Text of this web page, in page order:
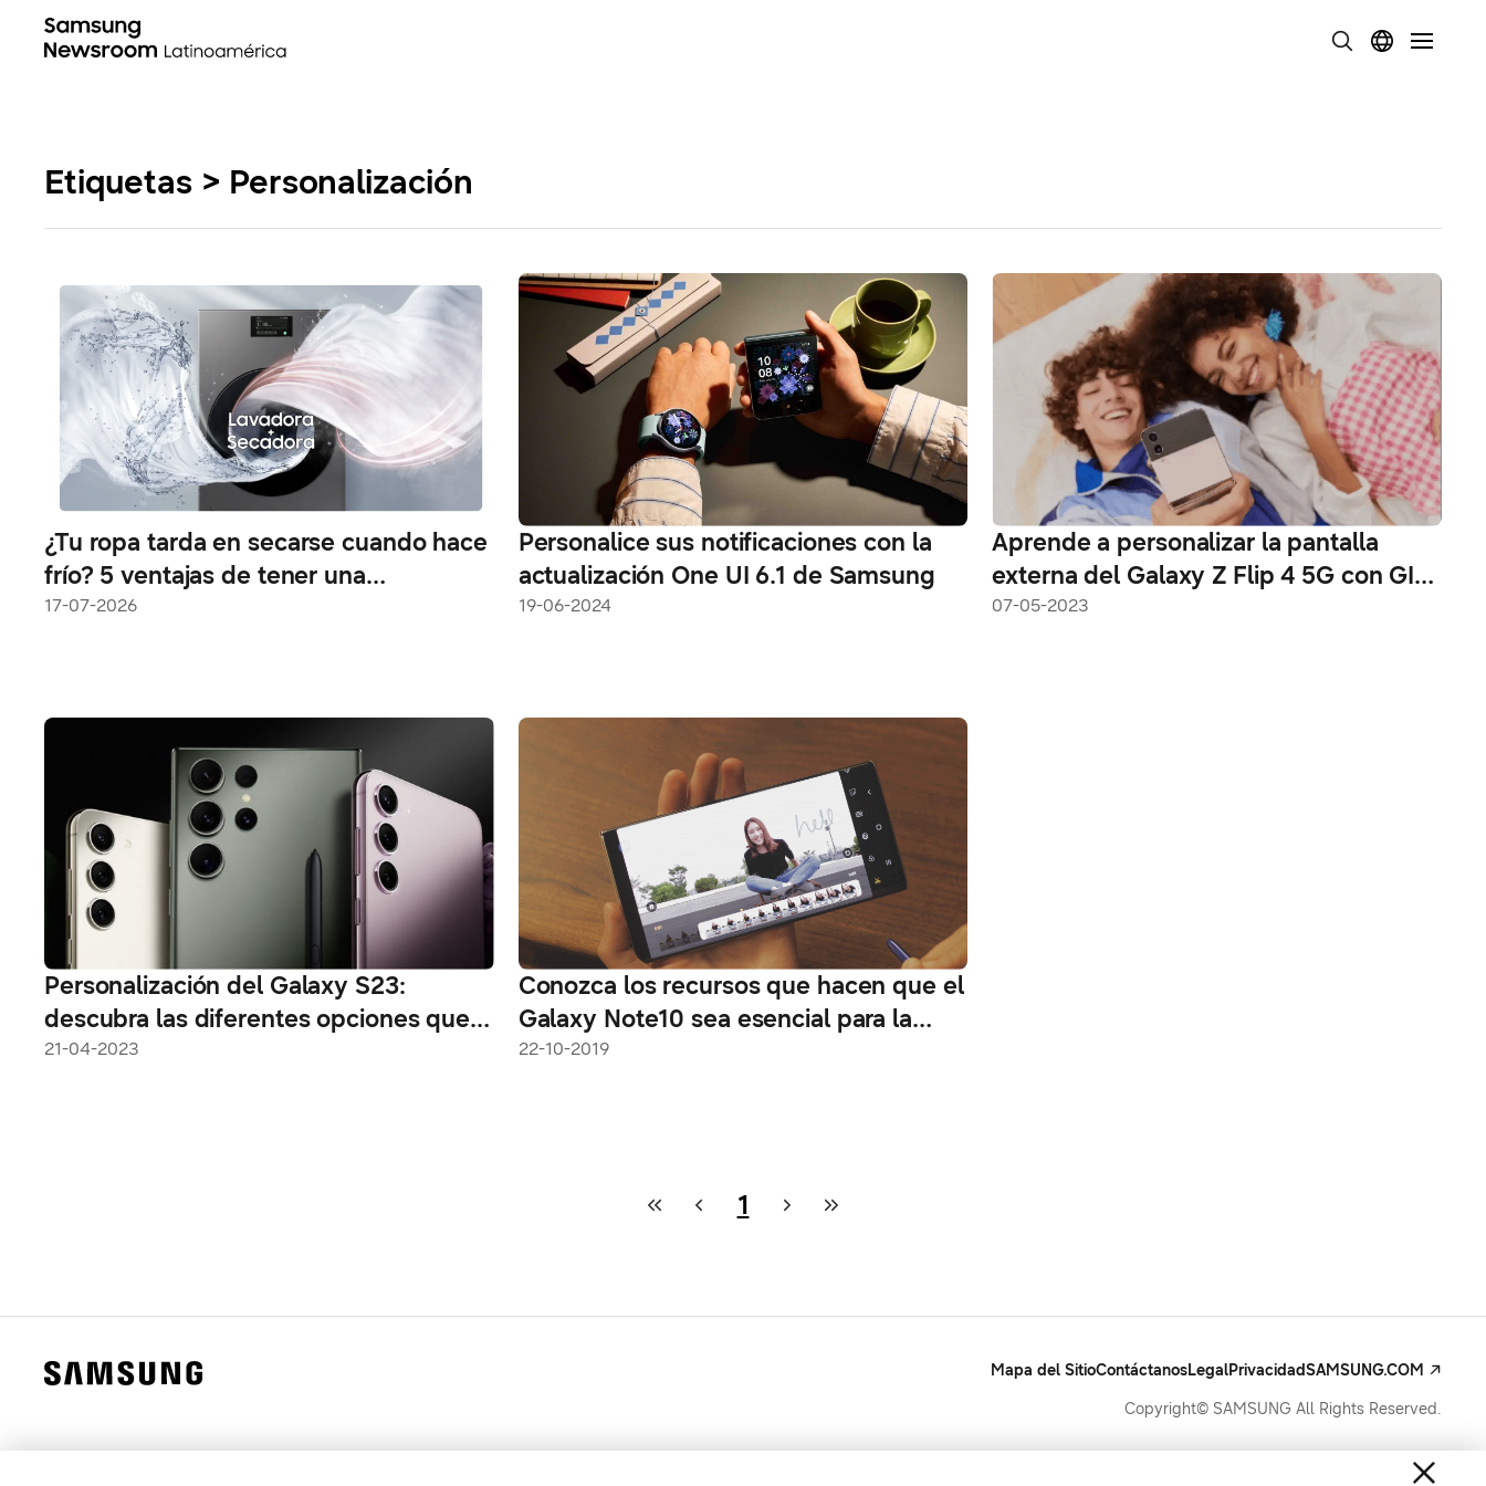
Etiquetas > Personalización
¿Tu ropa tarda en secarse cuando hace
frío? 5 ventajas de tener una
lavasecadora en invierno
17-07-2026
Personalice sus notificaciones con la
actualización One UI 6.1 de Samsung
19-06-2024
Aprende a personalizar la pantalla
externa del Galaxy Z Flip 4 5G con GIFs
únicos
07-05-2023
Personalización del Galaxy S23:
descubra las diferentes opciones que
ofrece One UI 5.1
21-04-2023
Conozca los recursos que hacen que el
Galaxy Note10 sea esencial para la
creación de contenido
22-10-2019
1
Mapa del SitioContáctanosLegalPrivacidadSAMSUNG.COM
Copyright© SAMSUNG All Rights Reserved.